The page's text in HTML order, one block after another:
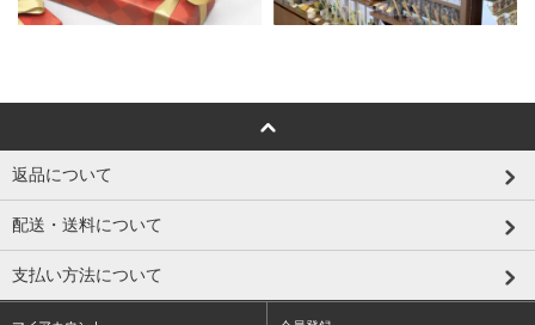
返品について
配送・送料について
支払い方法について